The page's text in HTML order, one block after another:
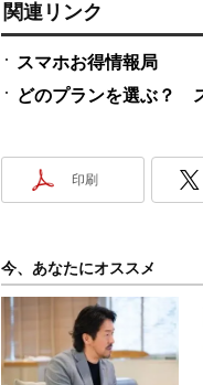
関連リンク
スマホお得情報局
どのプランを選ぶ？
印刷
今、あなたにオススメ